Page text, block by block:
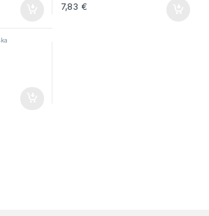
7,83 €